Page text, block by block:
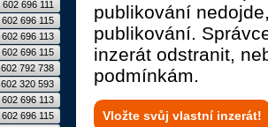
publikování
publikování.
inzerát odstranit,
podmínkám.
Vložte svůj vlastní inzerát!
602 696 111
602 696 115
602 696 113
602 696 115
602 792 738
602 320 593
602 696 113
602 696 115